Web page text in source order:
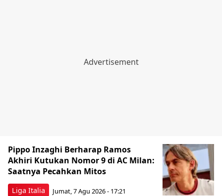
Liga Italia
Pippo Inzaghi Berharap Ramos
Akhiri Kutukan Nomor 9 di AC Milan:
Saatnya Pecahkan Mitos
Jumat, 7 Agu 2026 - 17:21